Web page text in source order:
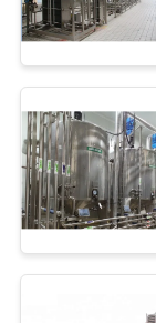
ONS
VERZOEK
OM
EEN
CITAAT